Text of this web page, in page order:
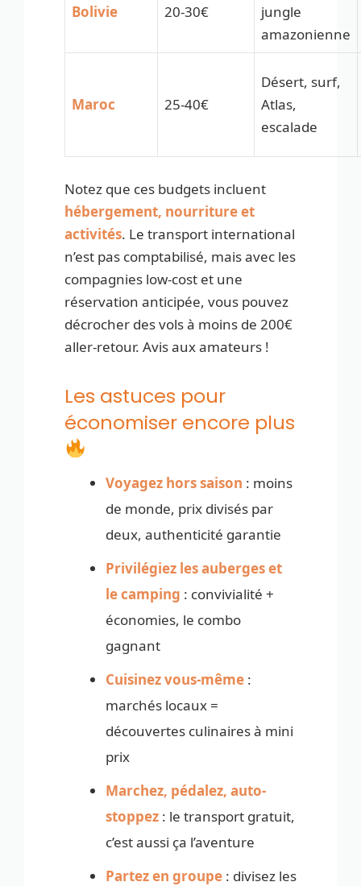
Bolivie 20-30€
jungle
amazonienne
Maroc 25-40€
Désert, surf,
Atlas,
escalade
Notez que ces budgets incluent
hébergement, nourriture et
activités. Le transport international
n’est pas comptabilisé, mais avec les
compagnies low-cost et une
réservation anticipée, vous pouvez
décrocher des vols à moins de 200€
aller-retour. Avis aux amateurs !
Les astuces pour
économiser encore plus
Voyagez hors saison : moins
de monde, prix divisés par
deux, authenticité garantie
Privilégiez les auberges et
le camping : convivialité +
économies, le combo
gagnant
Cuisinez vous-même :
marchés locaux =
découvertes culinaires à mini
prix
Marchez, pédalez, auto-
stoppez : le transport gratuit,
c’est aussi ça l’aventure
Partez en groupe : divisez les